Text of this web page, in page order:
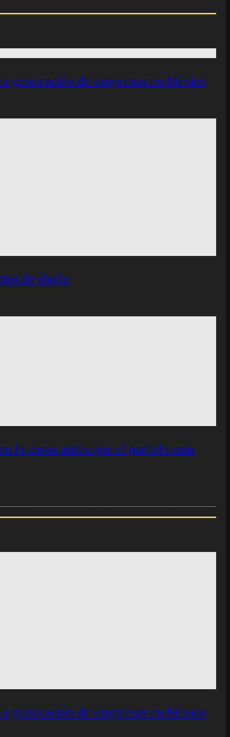
generación de empresas en México
de duelo
la cama antes que el partido más
generación de empresas en México